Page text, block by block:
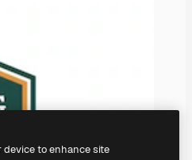
device to enhance site